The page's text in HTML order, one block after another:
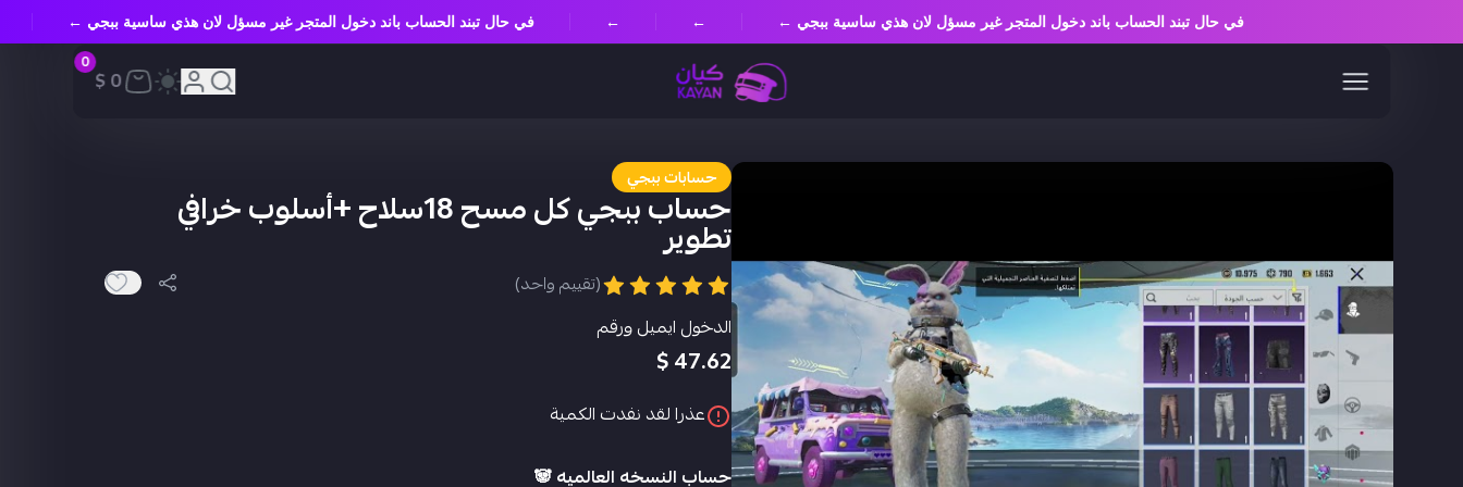
0
0 $
حسابات ببجي
حساب ببجي كل مسح 18سلاح +أسلوب خرافي
تطوير
(تقييم واحد)
الدخول ايميل ورقم
47.62 $
عذرا لقد نفدت الكمية
حساب النسخه العالميه 🐼
في حال تبند الحساب باند دخول المتجر غير مسؤل لان هذي ساسية ببجي ← في حال تبند الحساب باند دخول المتجر غير مسؤل لان هذي ساسية ببجي ←